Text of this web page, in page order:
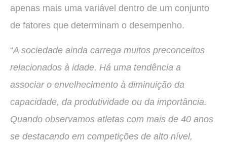
apenas mais uma variável dentro de um conjunto
de fatores que determinam o desempenho.
“A sociedade ainda carrega muitos preconceitos
relacionados à idade. Há uma tendência a
associar o envelhecimento à diminuição da
capacidade, da produtividade ou da importância.
Quando observamos atletas com mais de 40 anos
se destacando em competições de alto nível,